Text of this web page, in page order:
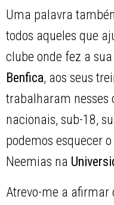
Uma palavra
todos aqueles que
clube onde fez a
Benfica, aos seus
trabalharam nesses
nacionais, sub-18,
podemos esquecer
Neemias na
Atrevo-me a afirmar